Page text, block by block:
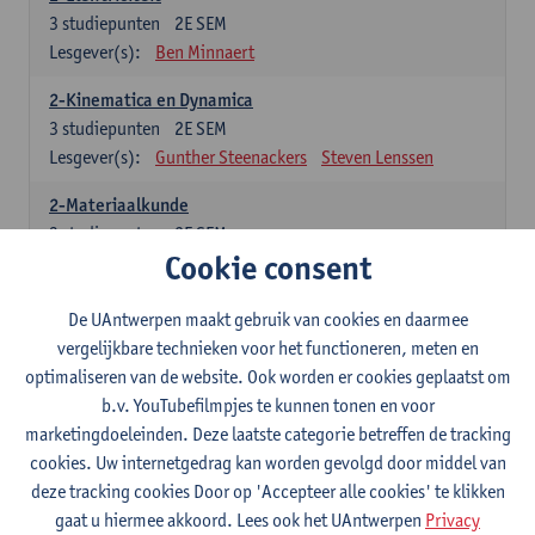
2E SEM
3 studiepunten
Lesgever(s):
Ben Minnaert
2-Kinematica en Dynamica
2E SEM
3 studiepunten
Lesgever(s):
Gunther Steenackers Steven Lenssen
2-Materiaalkunde
2E SEM
3studiepunten
Linda Beenaerts
2-Wiskunde
2E SEM
studiepunten
Lesgever(s):
Rudi Penne Jeffrey Cornelis
Kris Annaert
Stijn Dierckx
Annelies Fabri
Senne Ignoul
Specifiek deel
15 studiepunten
Cookie consent
De UAntwerpen maakt gebruik van cookies en daarmee
vergelijkbare technieken voor het functioneren, meten en
optimaliseren van de website. Ook worden er cookies geplaatst om
b.v. YouTubefilmpjes te kunnen tonen en voor
marketingdoeleinden. Deze laatste categorie betreffen de tracking
cookies. Uw internetgedrag kan worden gevolgd door middel van
deze tracking cookies Door op 'Accepteer alle cookies' te klikken
gaat u hiermee akkoord. Lees ook het UAntwerpen Privacy